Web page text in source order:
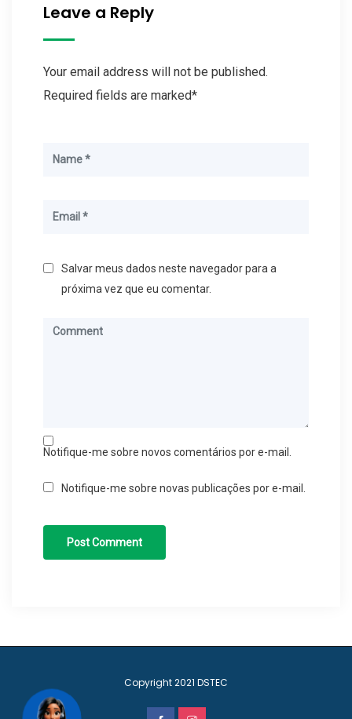
Leave a Reply
Your email address will not be published.
Required fields are marked*
Salvar meus dados neste navegador para a
próxima vez que eu comentar.
Notifique-me sobre novos comentários por e-mail.
Notifique-me sobre novas publicações por e-mail.
Copyright 2021 DSTEC